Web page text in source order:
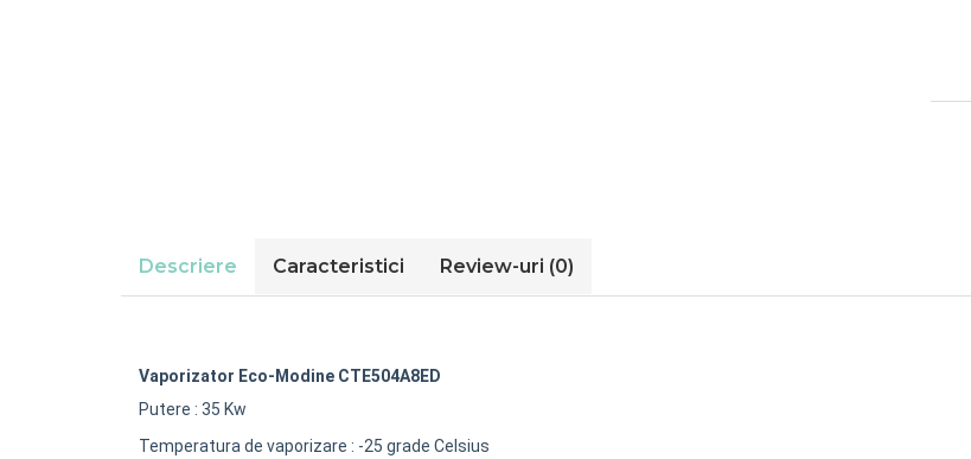
Descriere Caracteristici Review-uri (0)
Vaporizator Eco-Modine CTE504A8ED
Putere : 35 Kw
Temperatura de vaporizare : -25 grade Celsius